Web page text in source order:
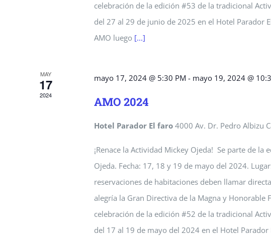
celebración de la edición #53 de la tradicional
del 27 al 29 de junio de 2025 en el Hotel Parador
AMO luego [...]
MAY
17
2024
mayo 17, 2024 @ 5:30 PM - mayo 19, 2024 @
AMO 2024
Hotel Parador El faro4000 Av. Dr. Pedro Albizu
¡Renace la Actividad Mickey Ojeda! Se parte de
Ojeda. Fecha: 17, 18 y 19 de mayo del 2024.
reservaciones de habitaciones deben llamar
alegría la Gran Directiva de la Magna y Honorable
celebración de la edición #52 de la tradicional
del 17 al 19 de mayo del 2024 en el Hotel Parador